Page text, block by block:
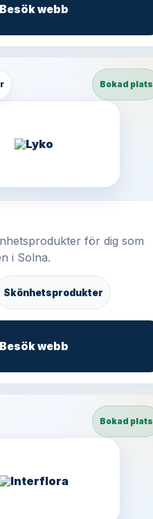
Besök webb
Bokad plats
för dig som
i Solna.
Skönhetsprodukter
Besök webb
Bokad plats